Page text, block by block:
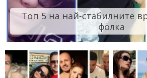
Топ 5 на най-стабилните
фолка